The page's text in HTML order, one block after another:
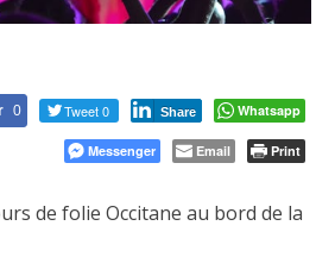
0 Tweet 0 Share Whatsapp
Messenger Email Print
de folie Occitane au bord de la